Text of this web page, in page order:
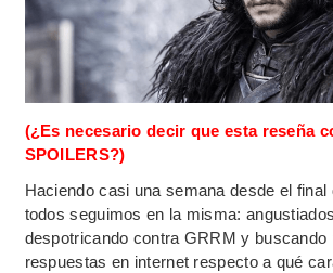
(¿Es necesario decir que esta reseña
SPOILERS?)
Haciendo casi una semana desde el final
todos seguimos en la misma:
despotricando contra GRRM y buscando
respuestas en internet respecto a qué